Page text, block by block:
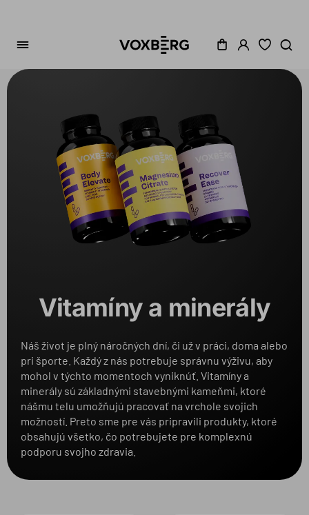
Vitamíny a minerály
Náš život je plný náročných dní, či už v práci, doma alebo
pri športe. Každý z nás potrebuje správnu výživu, aby
mohol v týchto momentoch vyniknúť. Vitamíny a
minerály sú základnými stavebnými kameňmi, ktoré
nášmu telu umožňujú pracovať na vrchole svojich
možností. Preto sme pre vás pripravili produkty, ktoré
obsahujú všetko, čo potrebujete pre komplexnú
podporu svojho zdravia.
Dostupné
Produkt
Zvolené filtre:
BALENIE: 90 KAPSÚL